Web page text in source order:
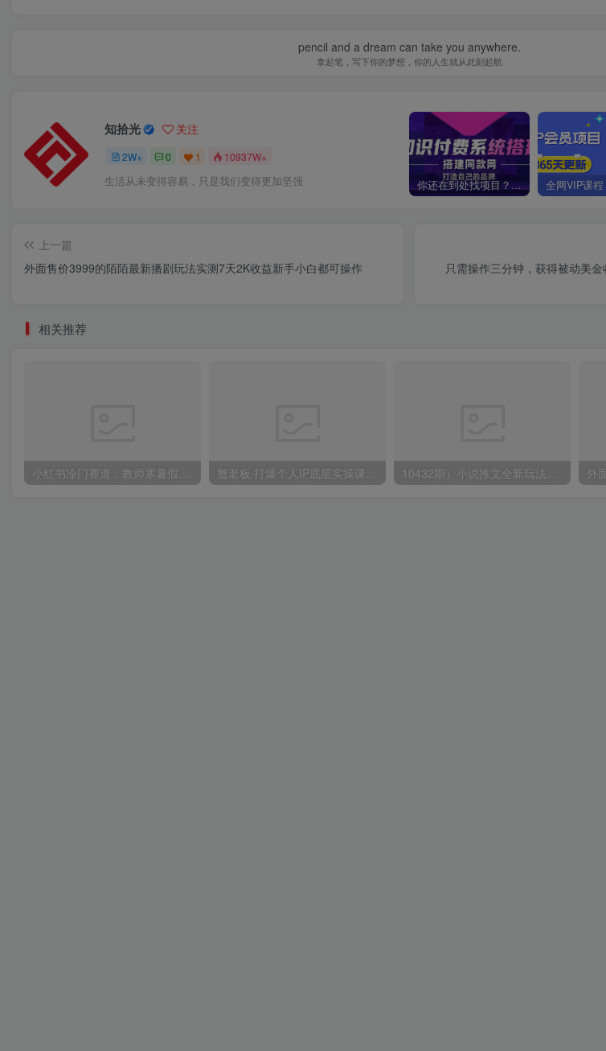
pencil and a dream can take you anywhere.
拿起笔，写下你的梦想，你的人生就从此刻起航
知拾光 关注
2W+ 0 1 10937W+
生活从未变得容易，只是我们变得更加坚强 你还在到处找项目？还在当韭菜？我靠卖项目一个月收入5万+，曾经我也是个失败者。
上一篇
外面售价3999的陌陌最新播剧玩法实测7天2K收益新手小白都可操作
只需操作三分钟，获得被动美
相关推荐
小红书冷门赛道，教师寒暑假项目，多种连环套的变现方式，还能矩阵操作放大收益【揭秘】 蟹老板·打爆个人IP底层实操课，教你成熟专业的打造IP技能，全方位带你做成一个能商业化IP 10432期）小说推文全新玩法，5分钟一条原创视频，结合中视频bilibili赚多份收益